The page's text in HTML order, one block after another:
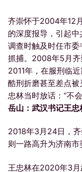
齐崇怀于2004年12
的深度报导，引起
调查时触及时任市
抓捕。2008年5月齐
2011年，在服刑临
酷刑折磨甚至差点
忠林当时放话：“不
岳山：武汉书记王
2018年3月24日，
则一路高升为济南市
王忠林在2020年3月